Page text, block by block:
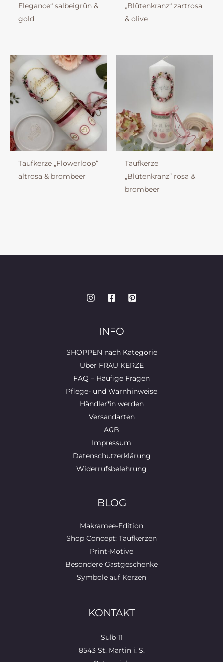
Elegance“ salbeigrün &
gold
„Blütenkranz“ zartrosa
& olive
Taufkerze „Flowerloop“
altrosa & brombeer
Taufkerze
„Blütenkranz“ rosa &
brombeer
INFO
SHOPPEN nach Kategorie
Über FRAU KERZE
FAQ – Häufige Fragen
Pflege- und Warnhinweise
Händler*in werden
Versandarten
AGB
Impressum
Datenschutzerklärung
Widerrufsbelehrung
BLOG
Makramee-Edition
Shop Concept: Taufkerzen
Print-Motive
Besondere Gastgeschenke
Symbole auf Kerzen
KONTAKT
Sulb 11
8543 St. Martin i. S.